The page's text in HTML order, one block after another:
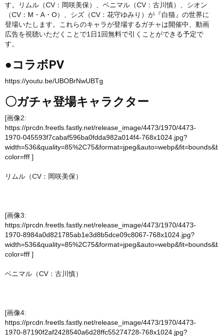
す。リムル（CV：岡咲美保）、ベニマル（CV：古川慎）、シオン
（CV：M・A・O）、シズ（CV：花守ゆみり）が『白猫』の世界に
登場いたします。これらのキャラが登場するガチャは開催中、動画
広告を視聴いただくことで1日1回無料で引くことができる予定で
す。
●コラボPV
https://youtu.be/UBOBrNwUBTg
〇ガチャ登場キャラクター
[画像2:
https://prcdn.freetls.fastly.net/release_image/4473/1970/4473-
1970-045593f7cabaf596ba0fdda982a014f4-768x1024.jpg?
color=fff ]
リムル（CV：岡咲美保）
[画像3:
https://prcdn.freetls.fastly.net/release_image/4473/1970/4473-
1970-8984a0d821785ab1e3d8b5dce09c8067-768x1024.jpg?
color=fff ]
ベニマル（CV：古川慎）
[画像4:
https://prcdn.freetls.fastly.net/release_image/4473/1970/4473-
1970-87190f2af2428540a6d28ffc55274728-768x1024.jpg?